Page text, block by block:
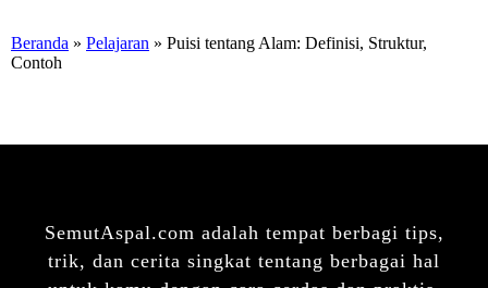
Beranda » Pelajaran » Puisi tentang Alam: Definisi, Struktur,
Contoh
SemutAspal.com adalah tempat berbagi tips,
trik, dan cerita singkat tentang berbagai hal